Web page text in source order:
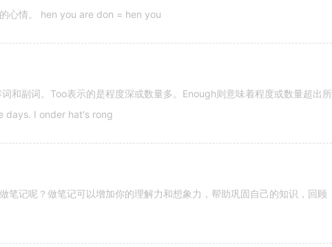
心情。 hen you are don = hen you
和副词。Too表示的是程度深或数量多。Enough则意味着程度或数量超出所
days. I onder hat's rong
笔记呢？做笔记可以增加你的理解力和想象力，帮助巩固自己的知识，回顾